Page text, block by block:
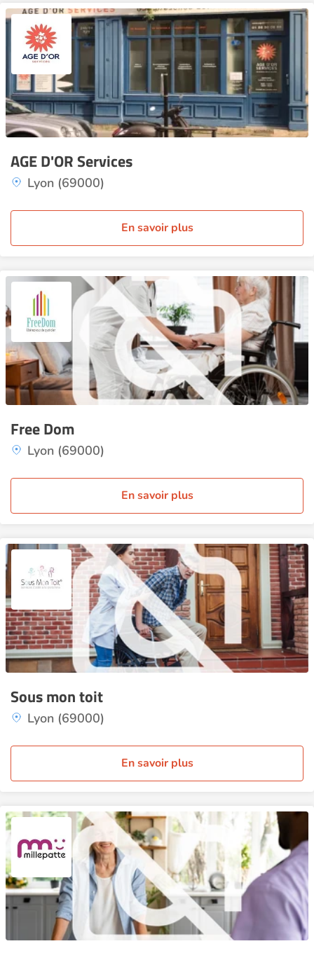
AGE D'OR Services
Lyon (69000)
En savoir plus
Free Dom
Lyon (69000)
En savoir plus
Sous mon toit
Lyon (69000)
En savoir plus